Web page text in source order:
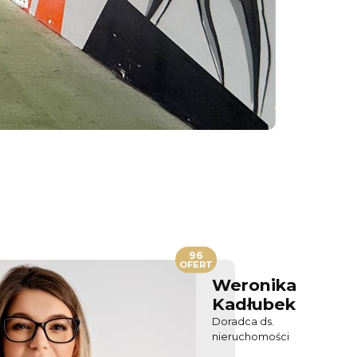
Weronika
Kadłubek
Doradca ds.
nieruchomości
96
OFERT